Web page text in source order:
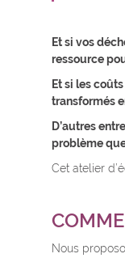
Et si vos
ressource
Et si les
transformés
D’autres
problème
Cet atelier
Nous